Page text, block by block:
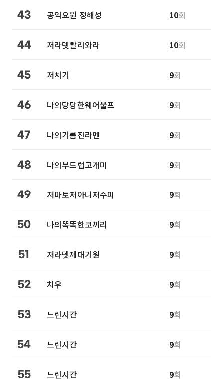
43 공익요원 정해성 10회
44 저라뎃빨리와라 10회
45 저치기 9회
46 나의당당한웨어울프 9회
47 나의기름진라멘 9회
48 나의부드럽고개미 9회
49 저마토저아니저수피 9회
50 나의똑똑한코끼리 9회
51 저라뎃제대기원 9회
52 치우 9회
53 느린시간 9회
54 느린시간 9회
55 느린시간 9회